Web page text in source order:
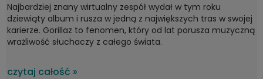
Najbardziej znany wirtualny zespół wydał w tym roku
dziewiąty album i rusza w jedną z największych tras w swojej
karierze. Gorillaz to fenomen, który od lat porusza muzyczną
wrażliwość słuchaczy z całego świata.
czytaj całość »